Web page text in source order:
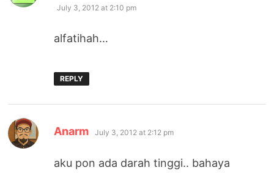
July 3, 2012 at 2:10 pm
alfatihah…
REPLY
Anarm says:
July 3, 2012 at 2:12 pm
aku pon ada darah tinggi.. bahaya